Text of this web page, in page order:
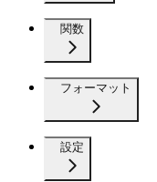
関数
フォーマット
設定